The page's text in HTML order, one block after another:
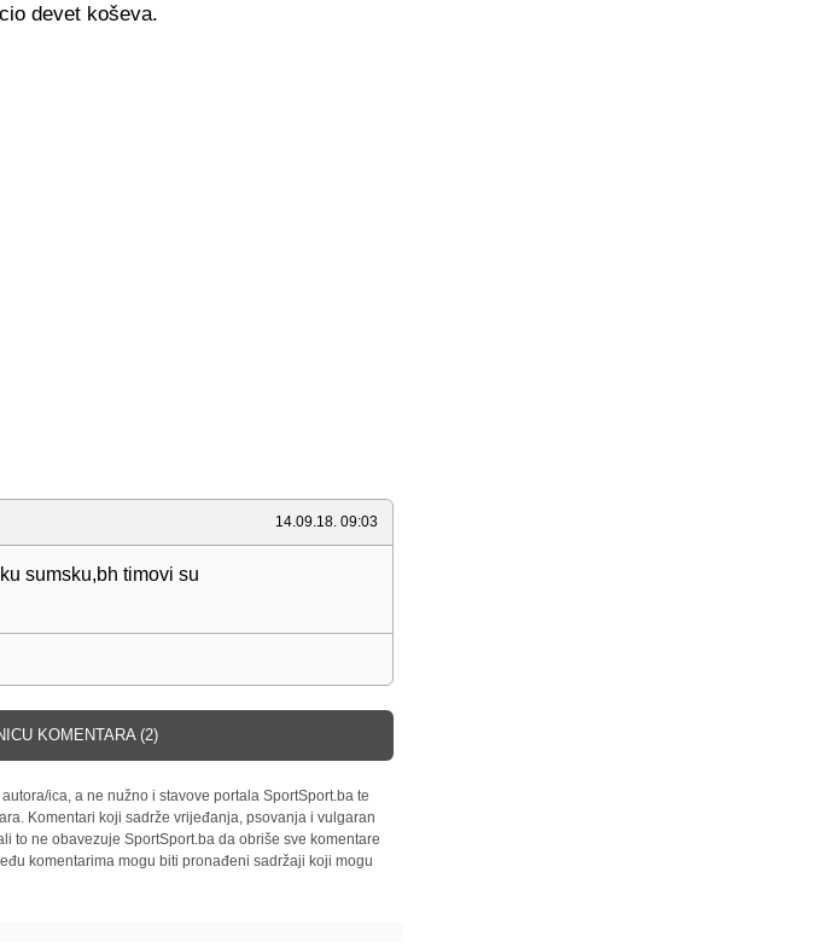
devet koševa.
14.09.18. 09:03
sumsku,bh timovi su
KOMENTARA (2)
ica, a ne nužno i stavove portala SportSport.ba te
Komentari koji sadrže vrijeđanja, psovanja i vulgaran
to ne obavezuje SportSport.ba da obriše sve komentare
komentarima mogu biti pronađeni sadržaji koji mogu